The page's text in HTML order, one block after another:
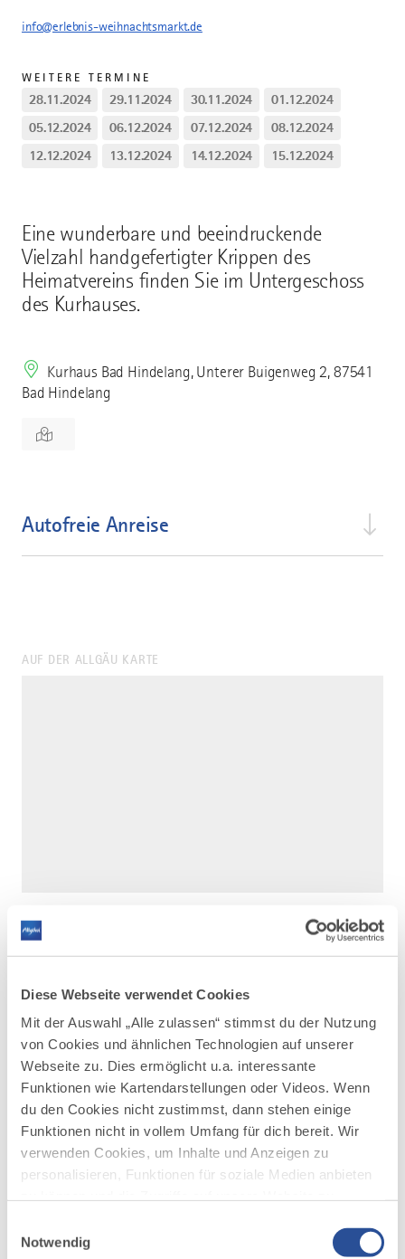
Diese Webseite verwendet Cookies
Mit der Auswahl „Alle zulassen“ stimmst du der Nutzung
von Cookies und ähnlichen Technologien auf unserer
Webseite zu. Dies ermöglicht u.a. interessante
Funktionen wie Kartendarstellungen oder Videos. Wenn
du den Cookies nicht zustimmst, dann stehen einige
Funktionen nicht in vollem Umfang für dich bereit. Wir
verwenden Cookies, um Inhalte und Anzeigen zu
personalisieren, Funktionen für soziale Medien anbieten
deiner Verwendung unserer Website an unsere Partner
Notwendig
Eine wunderbare und beeindruckende
Vielzahl handgefertigter Krippen des
Heimatvereins finden Sie im Untergeschoss
des Kurhauses.
Kurhaus Bad Hindelang, Unterer Buigenweg 2, 87541
Bad Hindelang
Autofreie Anreise
info@erlebnis-weihnachtsmarkt.de
WEITERE TERMINE
28.11.2024 29.11.2024 30.11.2024
01.12.2024
05.12.2024
06.12.2024 07.12.2024
08.12.2024
12.12.2024
13.12.2024 14.12.2024 15.12.2024
AUF DER ALLGÄU KARTE
DAZU PASSEND
Ähnliche
Veranstaltungen
dazu